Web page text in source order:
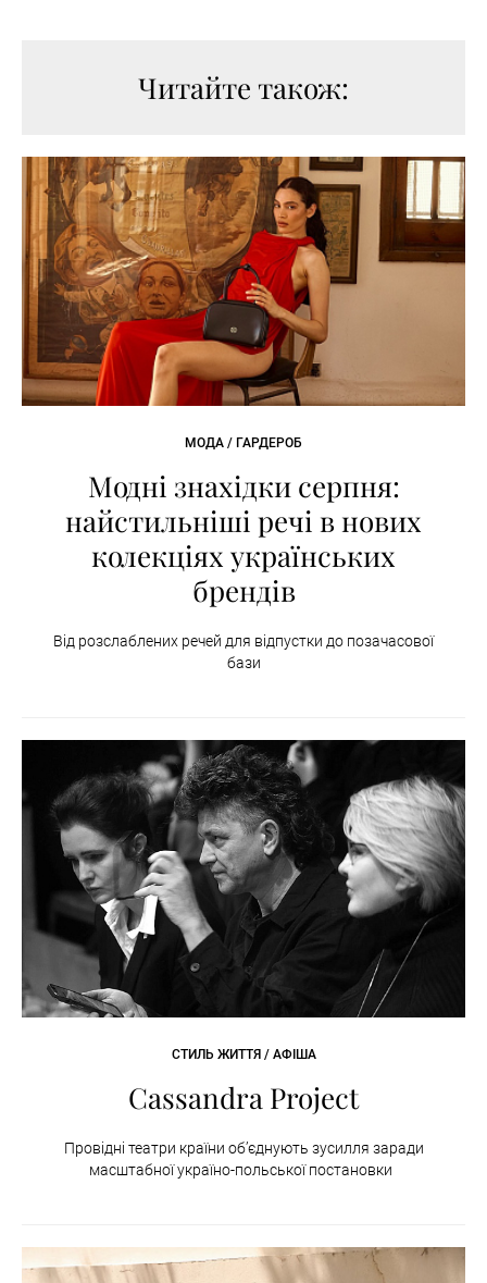
Читайте також:
МОДА / ГАРДЕРОБ
Модні знахідки серпня:
найстильніші речі в нових
колекціях українських
брендів
Від розслаблених речей для відпустки до позачасової
бази
СТИЛЬ ЖИТТЯ / АФІША
Cassandra Project
Провідні театри країни об’єднують зусилля заради
масштабної україно-польської постановки